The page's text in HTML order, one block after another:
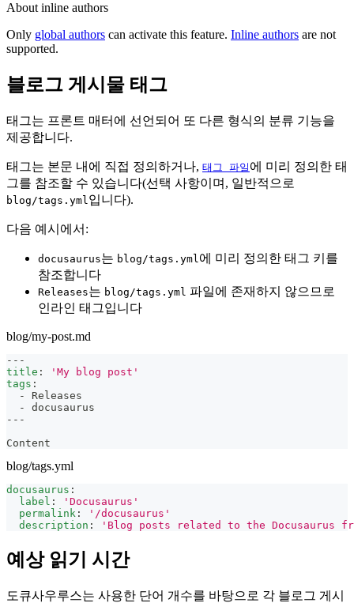
About inline authors
Only global authors can activate this feature. Inline authors are not
supported.
블로그 게시물 태그
태그는 프론트 매터에 선언되어 또 다른 형식의 분류 기능을
제공합니다.
태그는 본문 내에 직접 정의하거나, 태그 파일 에 미리 정의한 태
그를 참조할 수 있습니다(선택 사항이며, 일반적으로
blog/tags.yml입니다).
다음 예시에서:
docusaurus는 blog/tags.yml에 미리 정의한 태그 키를
참조합니다
Releases는 blog/tags.yml 파일에 존재하지 않으므로
인라인 태그입니다
blog/my-post.md
---
title :
'My blog post'
tags :
-
Releases
-
docusaurus
---
Content
blog/tags.yml
docusaurus :
label :
'Docusaurus'
permalink :
'/docusaurus'
description : 'Blog posts related to the Docusaurus
예상 읽기 시간
도큐사우루스는 사용한 단어 개수를 바탕으로 각 블로그 게시